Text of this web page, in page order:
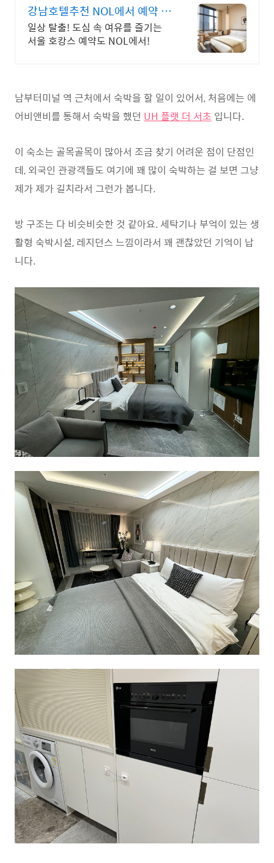
강남호텔추천 NOL에서 예약 매
일 NOL DRAW 추첨!
일상 탈출! 도심 속 여유를 즐기는
서울 호캉스 예약도 NOL에서!
남부터미널 역 근처에서 숙박을 할 일이 있어서, 처음에는 에
어비앤비를 통해서 숙박을 했던 UH 플랫 더 서초 입니다.
이 숙소는 골목골목이 많아서 조금 찾기 어려운 점이 단점인
데, 외국인 관광객들도 여기에 꽤 많이 숙박하는 걸 보면 그냥
제가 제가 길치라서 그런가 봅니다.
방 구조는 다 비슷비슷한 것 같아요. 세탁기나 부억이 있는 생
활형 숙박시설, 레지던스 느낌이라서 꽤 괜찮았던 기억이 납
니다.